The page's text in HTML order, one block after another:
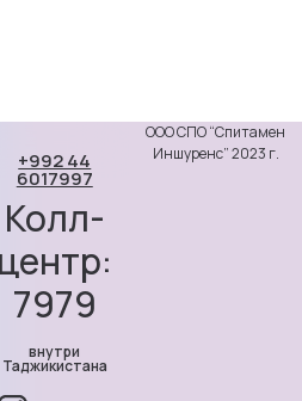
+992 44
6017997
Колл-
центр:
7979
внутри
Таджикистана
ООО СПО “Спитамен
Иншуренс” 2023 г.